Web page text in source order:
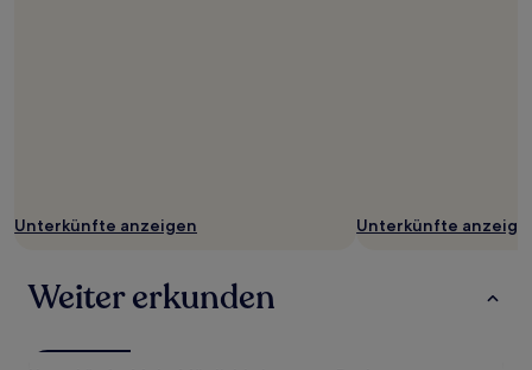
Unterkünfte anzeigen Unterkünfte
Weiter erkunden